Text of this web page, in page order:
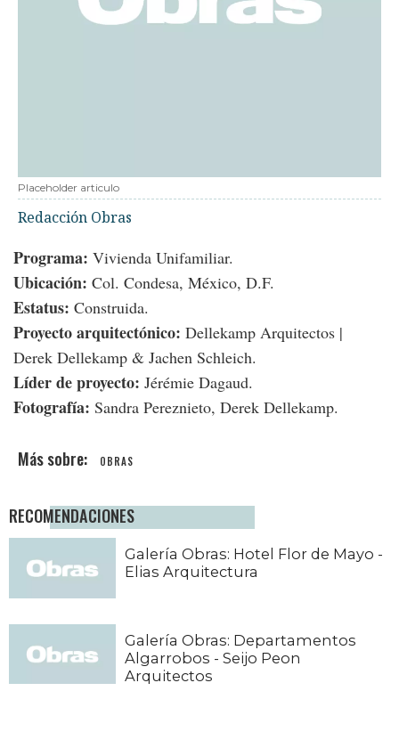
Placeholder articulo
Redacción Obras
Programa: Vivienda Unifamiliar.
Ubicación: Col. Condesa, México, D.F.
Estatus: Construida.
Proyecto arquitectónico: Dellekamp Arquitectos |
Derek Dellekamp & Jachen Schleich.
Líder de proyecto: Jérémie Dagaud.
Fotografía: Sandra Pereznieto, Derek Dellekamp.
OBRAS
RECOMENDACIONES
Galería Obras: Hotel Flor de Mayo -
Elias Arquitectura
Galería Obras: Departamentos
Algarrobos - Seijo Peon
Arquitectos